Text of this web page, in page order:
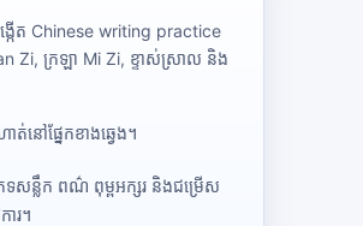
កើត Chinese writing practice
Zi, ក្រឡា Mi Zi, ខ្ទាស់ស្រាល និង
ត់នៅផ្នែកខាងឆ្វេង។
ទសន្លឹក ពណ៌ ពុម្ពអក្សរ និងជម្រើស
ារ។